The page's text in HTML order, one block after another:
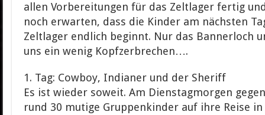
allen Vorbereitungen für das Zeltlager fertig
noch erwarten, dass die Kinder am nächsten
Zeltlager endlich beginnt. Nur das Bannerloch
uns ein wenig Kopfzerbrechen….
1. Tag: Cowboy, Indianer und der Sheriff
Es ist wieder soweit. Am Dienstagmorgen
rund 30 mutige Gruppenkinder auf ihre Reise in